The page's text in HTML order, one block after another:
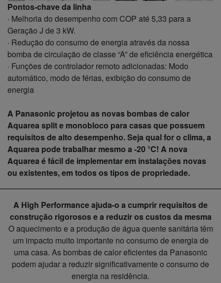
Pontos-chave da linha
· Melhoria do desempenho com COP até 5,33 para a
Geração J de 3 kW.
· Redução do consumo de energia através da nossa
bomba de circulação de classe “A” de eficiência energética
· Funções de controlador remoto adicionadas: Modo
automático, modo de férias, exibição do consumo de
energia
A Panasonic projetou as novas bombas de calor
Aquarea split e monobloco para casas que possuem
requisitos de alto desempenho. Seja qual for o clima, a
Aquarea pode trabalhar mesmo a -20 °C! A nova
Aquarea é fácil de implementar em instalações novas
ou existentes, em todos os tipos de propriedade.
A High Performance ajuda-o a cumprir requisitos de
construção rigorosos e a reduzir os custos da mesma
O aquecimento e a produção de água quente sanitária têm
um impacto muito importante no consumo de energia de
uma casa. As bombas de calor eficientes da Panasonic
podem ajudar a reduzir significativamente o consumo de
energia na residência.